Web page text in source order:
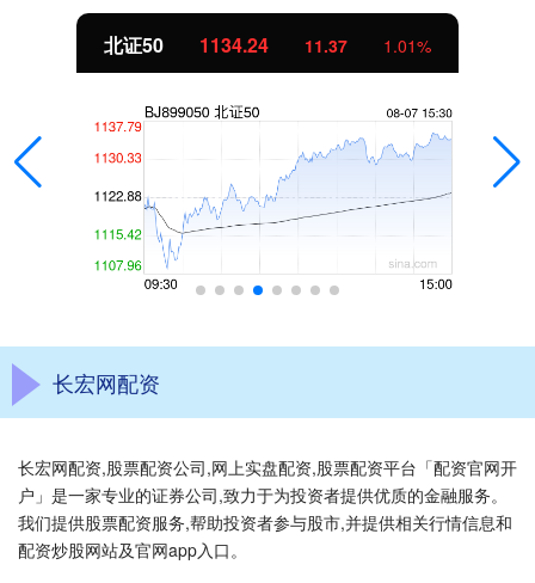
北证50 1134.24 11.37 1.01%
长宏网配资
长宏网配资,股票配资公司,网上实盘配资,股票配资平台「配资官网开
户」是一家专业的证券公司,致力于为投资者提供优质的金融服务。
我们提供股票配资服务,帮助投资者参与股市,并提供相关行情信息和
配资炒股网站及官网app入口。